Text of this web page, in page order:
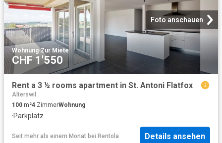
Foto anschauen
Wohnung·Zur Miete
CHF 1'550
Rent a 3 ½ rooms apartment in St. Antoni Flatfox
Alterswil
100 m²4 ZimmerWohnung
·Parkplatz
Seit mehr als einem Monat bei Rentola Details ansehen